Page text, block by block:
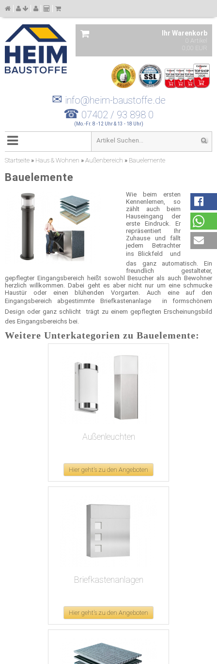
Ihr Warenkorb
0 Artikel
0,00 EUR
✉ info@heim-baustoffe.de
☎ 07402 / 93 898 0
(Mo.-Fr. 8 -12 Uhr & 13 - 18 Uhr)
Startseite » Haus & Wohnen » Außenbereich » Bauelemente
Bauelemente
Wie beim ersten
Kennenlernen, so
zählt auch beim
Hauseingang der
erste Eindruck. Er
repräsentiert Ihr
Zuhause und fällt
jedem Betrachter
ins Blickfeld  und
das ganz automatisch. Ein
freundlich gestalteter,
gepflegter Eingangsbereich heißt sowohl Besucher als auch Bewohner
herzlich willkommen. Dabei geht es aber nicht nur um eine schmucke
Haustür oder einen blühenden Vorgarten. Auch eine auf den
Eingangsbereich abgestimmte Briefkastenanlage  in formschönem
Design oder ganz schlicht  trägt zu einem gepflegten Erscheinungsbild
des Eingangsbereichs bei.
Weitere Unterkategorien zu Bauelemente:
Außenleuchten
Hier geht's zu den Angeboten
Briefkastenanlagen
Hier geht's zu den Angeboten